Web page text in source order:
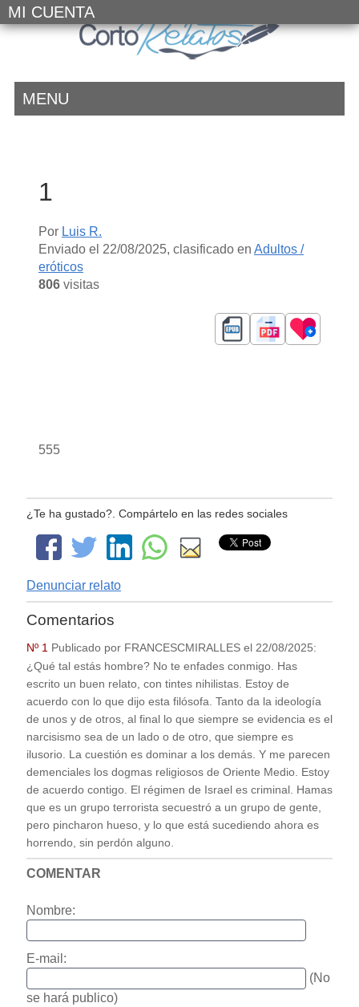
MI CUENTA
MENU
1
Por Luis R.
Enviado el 22/08/2025, clasificado en Adultos /
eróticos
806visitas
555
¿Te ha gustado?. Compártelo en las redes sociales
Denunciar relato
Comentarios
Nº 1 Publicado por FRANCESCMIRALLESel 22/08/2025:
¿Qué tal estás hombre? No te enfades conmigo. Has
escrito un buen relato, con tintes nihilistas. Estoy de
acuerdo con lo que dijo esta filósofa. Tanto da la ideología
de unos y de otros, al final lo que siempre se evidencia es el
narcisismo sea de un lado o de otro, que siempre es
ilusorio. La cuestión es dominar a los demás. Y me parecen
demenciales los dogmas religiosos de Oriente Medio. Estoy
de acuerdo contigo. El régimen de Israel es criminal. Hamas
que es un grupo terrorista secuestró a un grupo de gente,
pero pincharon hueso, y lo que está sucediendo ahora es
horrendo, sin perdón alguno.
COMENTAR
Nombre:
E-mail:
(No
se hará publico)